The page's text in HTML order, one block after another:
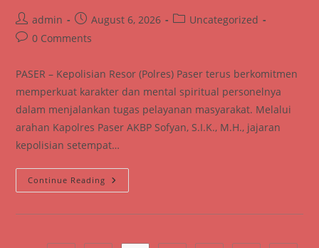
Post
author:
admin
Post
published:
August 6, 2026
PostUncategorized
Post0 Comments
PASER – Kepolisian Resor (Polres) Paser terus berkomitmen
memperkuat karakter dan mental spiritual personelnya
dalam menjalankan tugas pelayanan masyarakat. Melalui
arahan Kapolres Paser AKBP Sofyan, S.I.K., M.H., jajaran
kepolisian setempat…
Continue Reading Benteng
Moral
Paser